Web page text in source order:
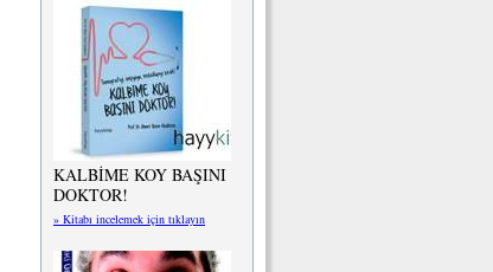
KALBİME KOY BAŞINI
DOKTOR!
» Kitabı incelemek için tıklayın